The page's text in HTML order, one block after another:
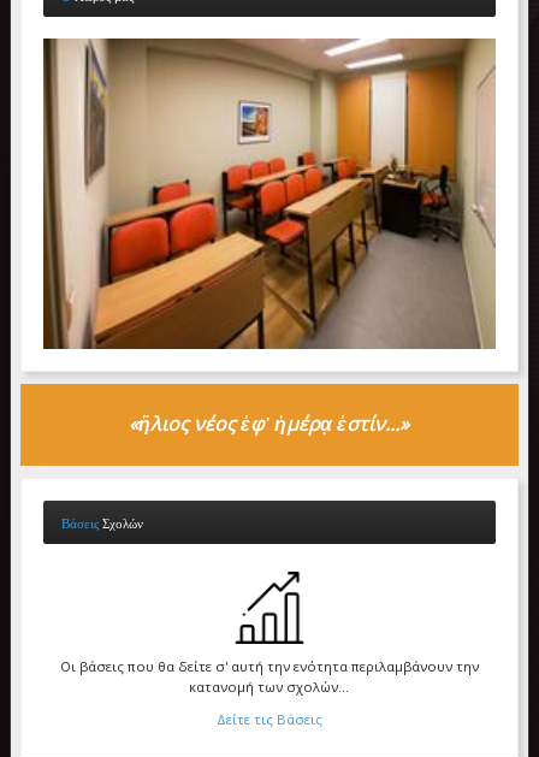
«ἥλιοςνέος ἐφ᾽ ἡμέρᾳἐστίν...»
Βάσεις Σχολών
Οι βάσεις που θα δείτε σ' αυτή την ενότητα περιλαμβάνουν την
κατανομή των σχολών...
Δείτε τις Βάσεις